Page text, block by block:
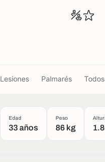
Lesiones Palmarés
Edad
33 años
Peso
86 kg